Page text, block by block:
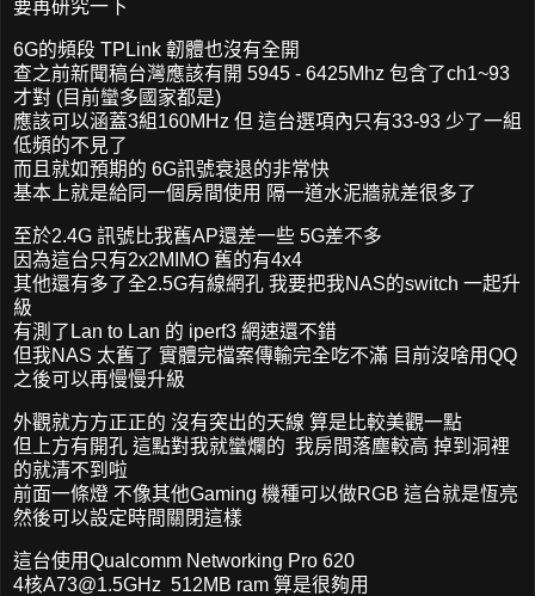
要再研究一下
6G的頻段 TPLink 韌體也沒有全開
查之前新聞稿台灣應該有開 5945 - 6425Mhz 包含了ch1~93
才對 (目前蠻多國家都是)
應該可以涵蓋3組160MHz 但 這台選項內只有33-93 少了一組
低頻的不見了
而且就如預期的 6G訊號衰退的非常快
基本上就是給同一個房間使用 隔一道水泥牆就差很多了
至於2.4G 訊號比我舊AP還差一些 5G差不多
因為這台只有2x2MIMO 舊的有4x4
其他還有多了全2.5G有線網孔 我要把我NAS的switch 一起升
級
有測了Lan to Lan 的 iperf3 網速還不錯
但我NAS 太舊了 實體完檔案傳輸完全吃不滿 目前沒啥用QQ
之後可以再慢慢升級
外觀就方方正正的 沒有突出的天線 算是比較美觀一點
但上方有開孔 這點對我就蠻爛的 我房間落塵較高 掉到洞裡
的就清不到啦
前面一條燈 不像其他Gaming 機種可以做RGB 這台就是恆亮
然後可以設定時間關閉這樣
這台使用Qualcomm Networking Pro 620
4核A73@1.5GHz 512MB ram 算是很夠用